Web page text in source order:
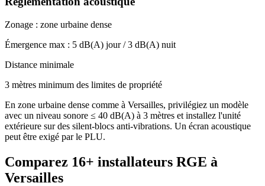
Zonage : zone urbaine dense
Émergence max : 5 dB(A) jour /3 dB(A) nuit
Distance minimale
3 mètres minimum des limites de propriété
En zone urbaine dense comme à Versailles, privilégiez un modèle
avec un niveau sonore ≤ 40 dB(A) à 3 mètres et installez l'unité
extérieure sur des silent-blocs anti-vibrations. Un écran acoustique
peut être exigé par le PLU.
Comparez 16+ installateurs RGE à
Versailles